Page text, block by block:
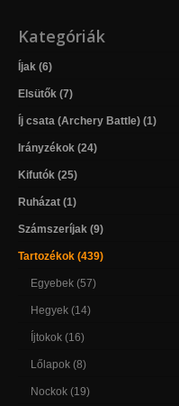
Kategóriák
Íjak (6)
Elsütők (7)
Íj csata (Archery Battle) (1)
Irányzékok (24)
Kifutók (25)
Ruházat (1)
Számszeríjak (9)
Tartozékok (439)
Egyebek (57)
Hegyek (14)
Íjtokok (16)
Lőlapok (8)
Nockok (19)